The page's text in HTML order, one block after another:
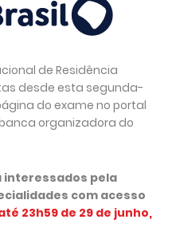
de Residência
desde esta segunda-
do exame no portal
organizadora do
interessados pela
com acesso
23h59 de 29 de junho,